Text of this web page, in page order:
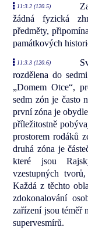
11:3.2 (120.5)
žádná fyzická
předměty,
památkových
11:3.3 (120.6)
rozdělena do
„Domem Otce“,
sedm zón je často
první zóna je
příležitostně
prostorem rodáků
druhá zóna je
které jsou
vzestupných
Každá z těchto
zdokonalování
zařízení jsou téměř
supervesmírů.